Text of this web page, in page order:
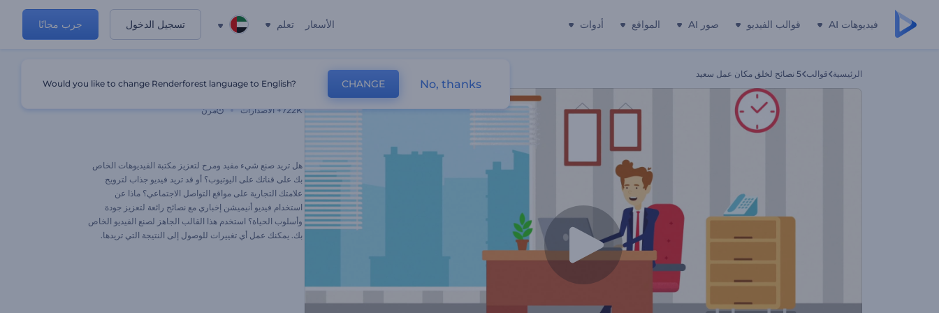
فيديوهات AI قوالب الفيديو صور AI المواقع أدوات الأسعار تعلم تسجيل الدخول جرب مجانًا
الرئيسية قوالب 5 نصائح لخلق مكان عمل سعيد
722K+ الاصدارات مرن
هل تريد صنع شيء مفيد ومرح لتعزيز مكتبة الفيديوهات الخاص
بك على قناتك على اليوتيوب؟ أو قد تريد فيديو جذاب لترويج
علامتك التجارية على مواقع التواصل الاجتماعي؟ ماذا عن
استخدام فيديو أنيميشن إخباري مع نصائح رائعة لتعزيز جودة
وأسلوب الحياة؟ استخدم هذا القالب الجاهز لصنع الفيديو الخاص
بك. يمكنك عمل أي تغييرات للوصول إلى النتيجة التي تريدها.
Would you like to change Renderforest language to English? CHANGE No, thanks